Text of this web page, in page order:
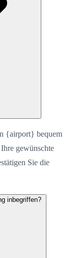
{airport} bequem
gewünschte
Sie die
inbegriffen?